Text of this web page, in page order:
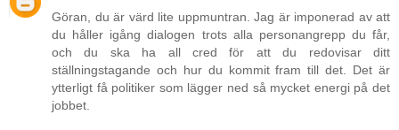
Göran, du är värd lite uppmuntran. Jag är imponerad av att
du håller igång dialogen trots alla personangrepp du får,
och du ska ha all cred för att du redovisar ditt
ställningstagande och hur du kommit fram till det. Det är
ytterligt få politiker som lägger ned så mycket energi på det
jobbet.